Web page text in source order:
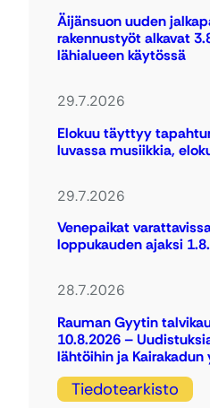
Äijänsuon uuden
rakennustyöt alkavat
lähialueen käytössä
29.7.2026
Elokuu täyttyy
luvassa musiikkia,
29.7.2026
Venepaikat
loppukauden ajaksi
28.7.2026
Rauman Gyytin
10.8.2026 –
lähtöihin ja
Tiedotearkisto